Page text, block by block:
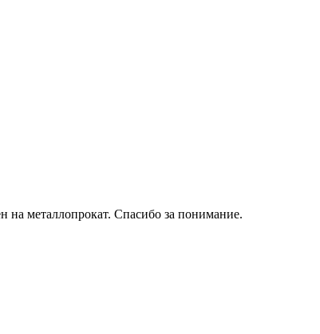
металлопрокат. Спасибо за понимание.